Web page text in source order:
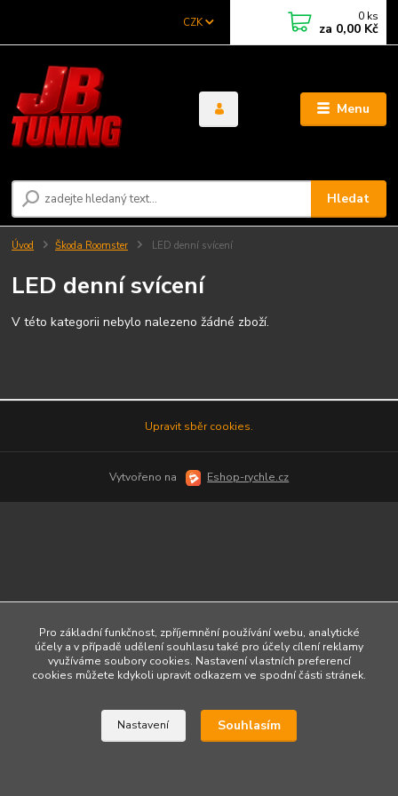
Menu
CZK
Hledat
0 ks
za 0,00 Kč
Úvod Škoda Roomster LED denní svícení
LED denní svícení
V této kategorii nebylo nalezeno žádné zboží.
Upravit sběr cookies.
Vytvořeno na Eshop-rychle.cz
Pro základní funkčnost, zpříjemnění používání webu, analytické
účely a v případě udělení souhlasu také pro účely cílení reklamy
využíváme soubory cookies. Nastavení vlastních preferencí
cookies můžete kdykoli upravit odkazem ve spodní části stránek.
Nastavení Souhlasím